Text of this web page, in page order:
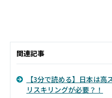
関連記事
【3分で読める】日本は
リスキリングが必要？！